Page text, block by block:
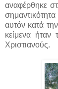
αναφέρθηκε
αυτόν κατά
κείμενα ήταν
Χριστιανούς.